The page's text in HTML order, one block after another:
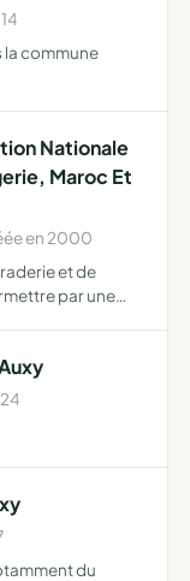
commune
Nationale
Maroc Et
en 2000
et de
par une
du